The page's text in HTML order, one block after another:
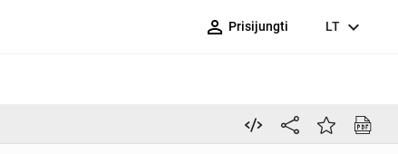
person_outline Prisijungti LT expand_more